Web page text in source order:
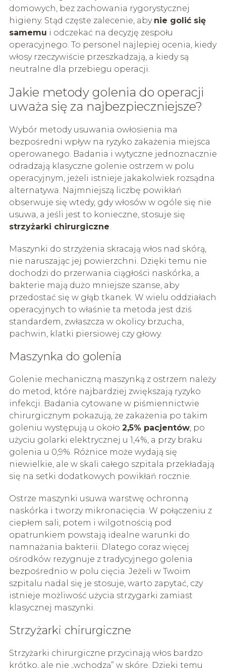
domowych, bez zachowania rygorystycznej
higieny. Stąd częste zalecenie, aby nie golić się
samemu i odczekać na decyzję zespołu
operacyjnego. To personel najlepiej ocenia, kiedy
włosy rzeczywiście przeszkadzają, a kiedy są
neutralne dla przebiegu operacji.
Jakie metody golenia do operacji
uważa się za najbezpieczniejsze?
Wybór metody usuwania owłosienia ma
bezpośredni wpływ na ryzyko zakażenia miejsca
operowanego. Badania i wytyczne jednoznacznie
odradzają klasyczne golenie ostrzem w polu
operacyjnym, jeżeli istnieje jakakolwiek rozsądna
alternatywa. Najmniejszą liczbę powikłań
obserwuje się wtedy, gdy włosów w ogóle się nie
usuwa, a jeśli jest to konieczne, stosuje się
strzyżarki chirurgiczne.
Maszynki do strzyżenia skracają włos nad skórą,
nie naruszając jej powierzchni. Dzięki temu nie
dochodzi do przerwania ciągłości naskórka, a
bakterie mają dużo mniejsze szanse, aby
przedostać się w głąb tkanek. W wielu oddziałach
operacyjnych to właśnie ta metoda jest dziś
standardem, zwłaszcza w okolicy brzucha,
pachwin, klatki piersiowej czy głowy.
Maszynka do golenia
Golenie mechaniczną maszynką z ostrzem należy
do metod, które najbardziej zwiększają ryzyko
infekcji. Badania cytowane w piśmiennictwie
chirurgicznym pokazują, że zakażenia po takim
goleniu występują u około 2,5% pacjentów, po
użyciu golarki elektrycznej u 1,4%, a przy braku
golenia u 0,9%. Różnice może wydają się
niewielkie, ale w skali całego szpitala przekładają
się na setki dodatkowych powikłań rocznie.
Ostrze maszynki usuwa warstwę ochronną
naskórka i tworzy mikronacięcia. W połączeniu z
ciepłem sali, potem i wilgotnością pod
opatrunkiem powstają idealne warunki do
namnażania bakterii. Dlatego coraz więcej
ośrodków rezygnuje z tradycyjnego golenia
bezpośrednio w polu cięcia. Jeżeli w Twoim
szpitalu nadal się je stosuje, warto zapytać, czy
istnieje możliwość użycia strzygarki zamiast
klasycznej maszynki.
Strzyżarki chirurgiczne
Strzyżarki chirurgiczne przycinają włos bardzo
krótko, ale nie „wchodzą” w skórę. Dzięki temu